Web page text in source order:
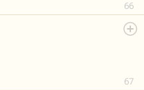
66
67